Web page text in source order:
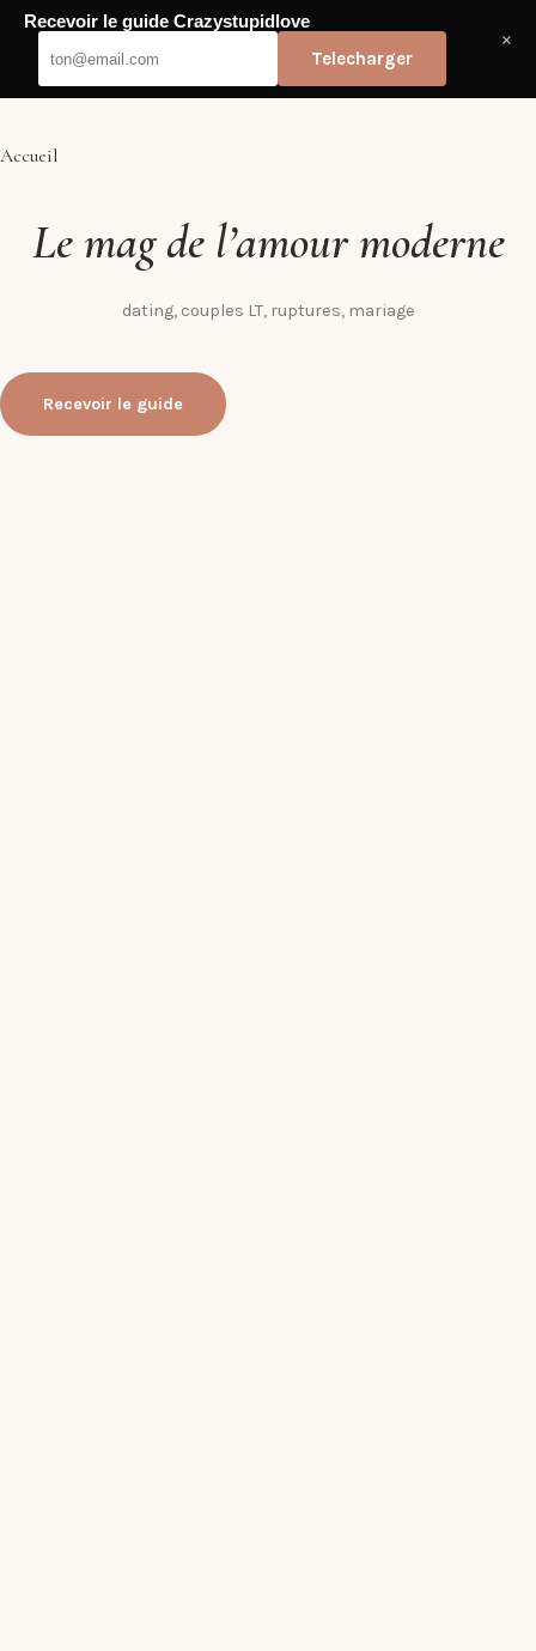
Passer
contenu
Accueil
Le mag de l’amour moderne
dating, couples LT, ruptures, mariage
Recevoir le guide
Recevoir le guide Crazystupidlove
Telecharger
×